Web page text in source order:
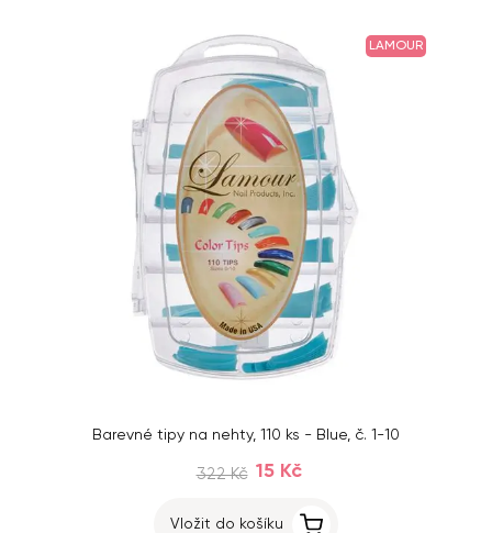
LAMOUR
Barevné tipy na nehty, 110 ks - Blue, č. 1-10
322 Kč 15 Kč
Vložit do košíku